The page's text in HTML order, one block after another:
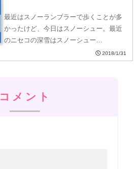
最近はスノーランブラーで歩くことが多
かったけど、今日はスノーシュー。最近
のニセコの深雪はスノーシュー…
2018/1/31
コメント